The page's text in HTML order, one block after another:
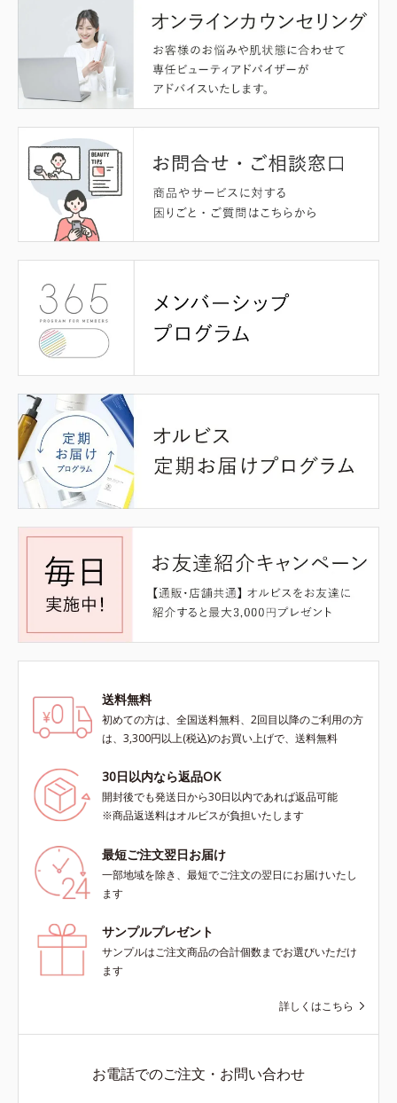
送料無料
初めての方は、全国送料無料、2回目以降のご利用の方
は、3,300円以上(税込)のお買い上げで、送料無料
30日以内なら返品OK
開封後でも発送日から30日以内であれば返品可能
※商品返送料はオルビスが負担いたします
最短ご注文翌日お届け
一部地域を除き、最短でご注文の翌日にお届けいたし
ます
サンプルプレゼント
サンプルはご注文商品の合計個数までお選びいただけ
ます
詳しくはこちら
お電話でのご注文・お問い合わせ